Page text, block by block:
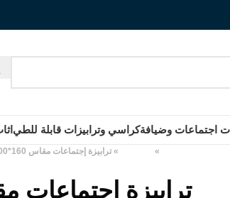
اجتماعات وضيافةكراسي وترابيزات قابلة للطي
»
»ترابيزة إجتماعات مقاس 160*100*75 سم
ترابيزة إجتماعات مقاس